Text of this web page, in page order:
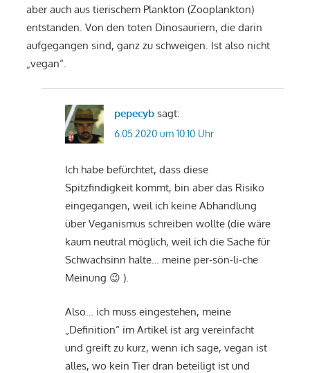
aber auch aus tierischem Plankton (Zooplankton)
entstanden. Von den toten Dinosauriern, die darin
aufgegangen sind, ganz zu schweigen. Ist also nicht
„vegan“.
pepecyb sagt:
6.05.2020 um 10:10 Uhr
Ich habe befürchtet, dass diese
Spitzfindigkeit kommt, bin aber das Risiko
eingegangen, weil ich keine Abhandlung
über Veganismus schreiben wollte (die wäre
kaum neutral möglich, weil ich die Sache für
Schwachsinn halte… meine per-sön-li-che
Meinung 😉 ).
Also… ich muss eingestehen, meine
„Definition“ im Artikel ist arg vereinfacht
und greift zu kurz, wenn ich sage, vegan ist
alles, wo kein Tier dran beteiligt ist und